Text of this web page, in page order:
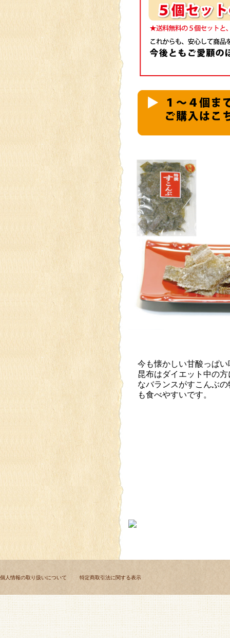
今も懐かしい甘酸っぱ
昆布はダイエット中の
なバランスがすこんぶ
も食べやすいです。
個人情報の取り扱いについて 特定商取引法に関する表示